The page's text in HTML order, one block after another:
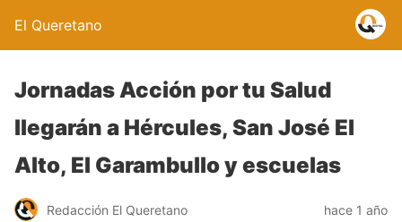
El Queretano
Jornadas Acción por tu Salud
llegarán a Hércules, San José El
Alto, El Garambullo y escuelas
Redacción El Queretano hace 1 año